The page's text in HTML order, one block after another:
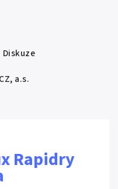
Diskuze
a.s.
Rapidry